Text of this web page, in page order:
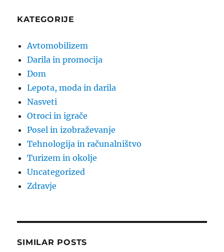
KATEGORIJE
Avtomobilizem
Darila in promocija
Dom
Lepota, moda in darila
Nasveti
Otroci in igrače
Posel in izobraževanje
Tehnologija in računalništvo
Turizem in okolje
Uncategorized
Zdravje
SIMILAR POSTS